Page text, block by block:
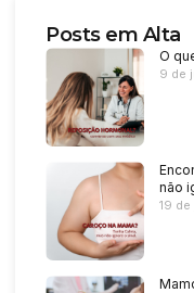
Posts em Alta
O
9 de
não
19